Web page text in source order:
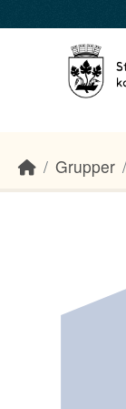
Grupper